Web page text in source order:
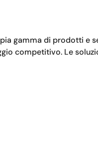
gamma di prodotti e
competitivo. Le